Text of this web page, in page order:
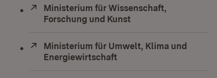
Extern:
Ministerium für Wissenschaft,
Forschung und Kunst
Extern:
Ministerium für Umwelt, Klima und
Energiewirtschaft